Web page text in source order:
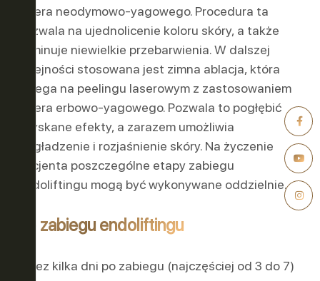
lasera neodymowo-yagowego. Procedura ta
pozwala na ujednolicenie koloru skóry, a także
eliminuje niewielkie przebarwienia. W dalszej
kolejności stosowana jest zimna ablacja, która
polega na peelingu laserowym z zastosowaniem
lasera erbowo-yagowego. Pozwala to pogłębić
uzyskane efekty, a zarazem umożliwia
wygładzenie i rozjaśnienie skóry. Na życzenie
pacjenta poszczególne etapy zabiegu
endoliftingu mogą być wykonywane oddzielnie.
Po zabiegu endoliftingu
Przez kilka dni po zabiegu (najczęściej od 3 do 7)